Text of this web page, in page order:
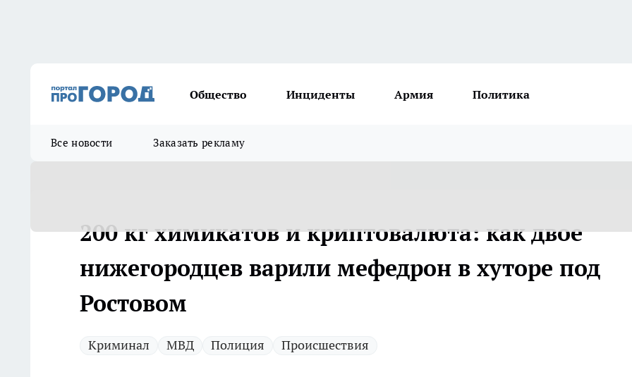
Общество Инциденты Армия Политика
Все новости Заказать рекламу
200 кг химикатов и криптовалюта: как двое
нижегородцев варили мефедрон в хуторе под
Ростовом
Криминал МВД Полиция Происшествия